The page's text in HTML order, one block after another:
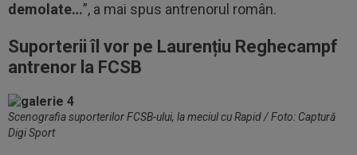
demolate…”, a mai spus antrenorul român.
Suporterii îl vor pe Laurențiu Reghecampf
antrenor la FCSB
Scenografia suporterilor FCSB-ului, la meciul cu Rapid / Foto: Captură
Digi Sport